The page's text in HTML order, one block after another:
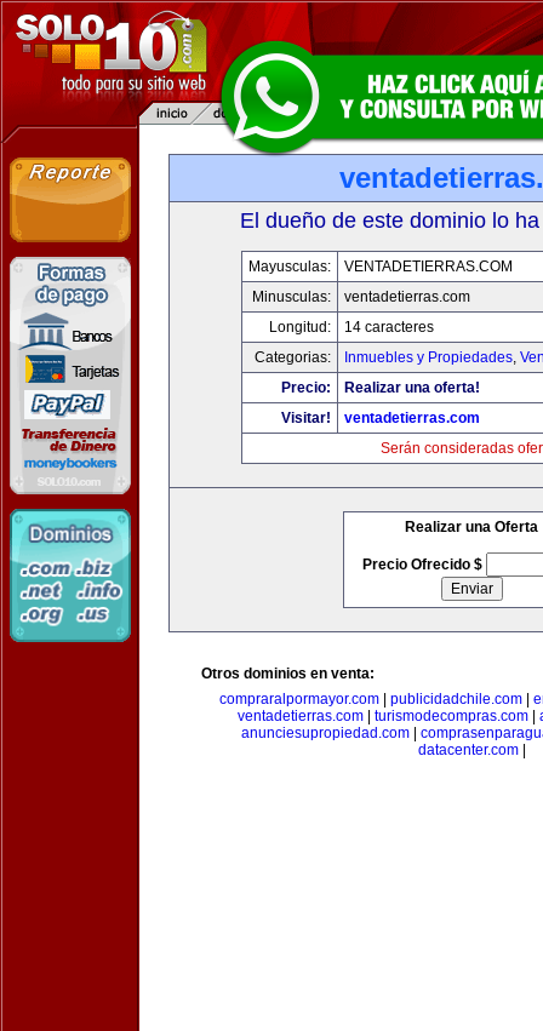
El dueño de este dominio lo
Mayusculas:
VENTADETIERRAS.COM
Minusculas:
ventadetierras.com
Longitud:
14 caracteres
Categorias:
Inmuebles y Propiedades,
Precio:
Realizar una oferta!
Visitar!
ventadetierras.com
Serán consideradas
Realizar una Oferta
Precio Ofrecido $
Otros dominios en venta:
compraralpormayor.com| publicidadchile.com|
ventadetierras.com
turismodecompras.com
anunciesupropiedad.com|
datacenter.com|